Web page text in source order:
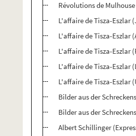
Révolutions de
L'affaire de Tisza-Eszlar
L'affaire de Tisza-Eszlar
L'affaire de Tisza-Eszlar
L'affaire de Tisza-Eszlar
L'affaire de Tisza-Eszlar
Bilder aus der
Bilder aus der
Albert Schillinger